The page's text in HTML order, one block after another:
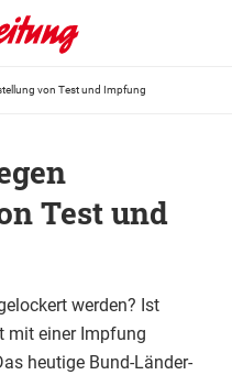
von Test und Impfung
Test und
werden? Ist
mit einer Impfung
heutige Bund-Länder-